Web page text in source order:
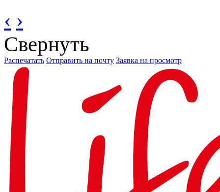
‹ ›
Свернуть
Распечатать Отправить на почту Заявка на просмотр